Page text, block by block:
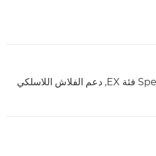
E-TTL II مع وحدات Speedlite فئة EX, دعم الفلاش اللاسلكي